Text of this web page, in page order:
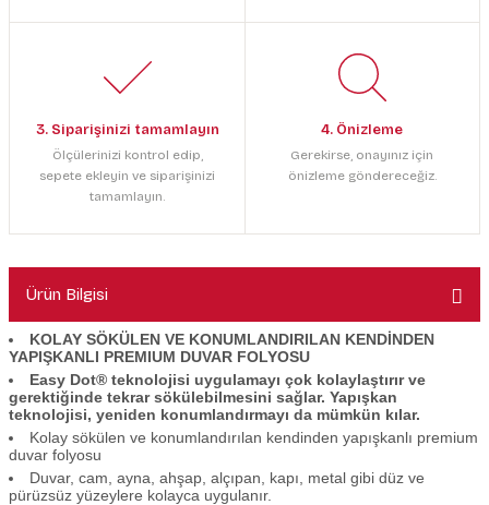
3. Siparişinizi tamamlayın
Ölçülerinizi kontrol edip,
sepete ekleyin ve siparişinizi
tamamlayın.
4. Önizleme
Gerekirse, onayınız için
önizleme göndereceğiz.
Ürün Bilgisi
KOLAY SÖKÜLEN VE KONUMLANDIRILAN KENDİNDEN
YAPIŞKANLI PREMIUM DUVAR FOLYOSU
Easy Dot® teknolojisi uygulamayı çok kolaylaştırır ve
gerektiğinde tekrar sökülebilmesini sağlar. Yapışkan
teknolojisi, yeniden konumlandırmayı da mümkün kılar.
Kolay sökülen ve konumlandırılan kendinden yapışkanlı premium
duvar folyosu
Duvar, cam, ayna, ahşap, alçıpan, kapı, metal gibi düz ve
pürüzsüz yüzeylere kolayca uygulanır.